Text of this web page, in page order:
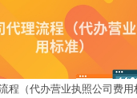
程（代办营业执照公司费用